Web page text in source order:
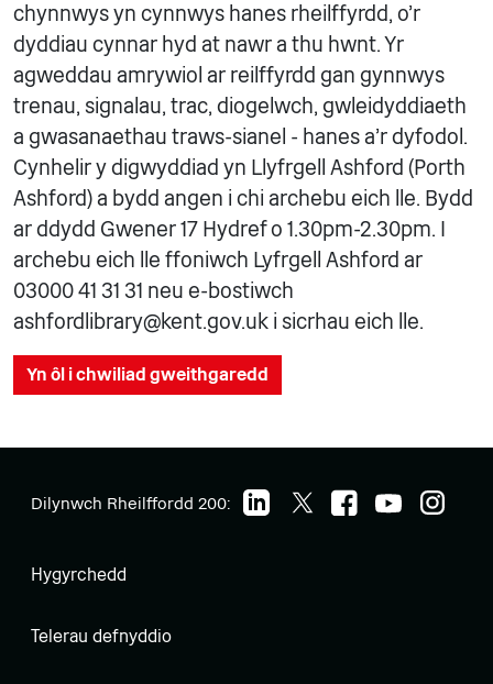
chynnwys yn cynnwys hanes rheilffyrdd, o'r
dyddiau cynnar hyd at nawr a thu hwnt. Yr
agweddau amrywiol ar reilffyrdd gan gynnwys
trenau, signalau, trac, diogelwch, gwleidyddiaeth
a gwasanaethau traws-sianel - hanes a'r dyfodol.
Cynhelir y digwyddiad yn Llyfrgell Ashford (Porth
Ashford) a bydd angen i chi archebu eich lle. Bydd
ar ddydd Gwener 17 Hydref o 1.30pm-2.30pm. I
archebu eich lle ffoniwch Lyfrgell Ashford ar
03000 41 31 31 neu e-bostiwch
ashfordlibrary@kent.gov.uk i sicrhau eich lle.
Yn ôl i chwiliad gweithgaredd
Dilynwch Rheilffordd 200:
Hygyrchedd
Telerau defnyddio